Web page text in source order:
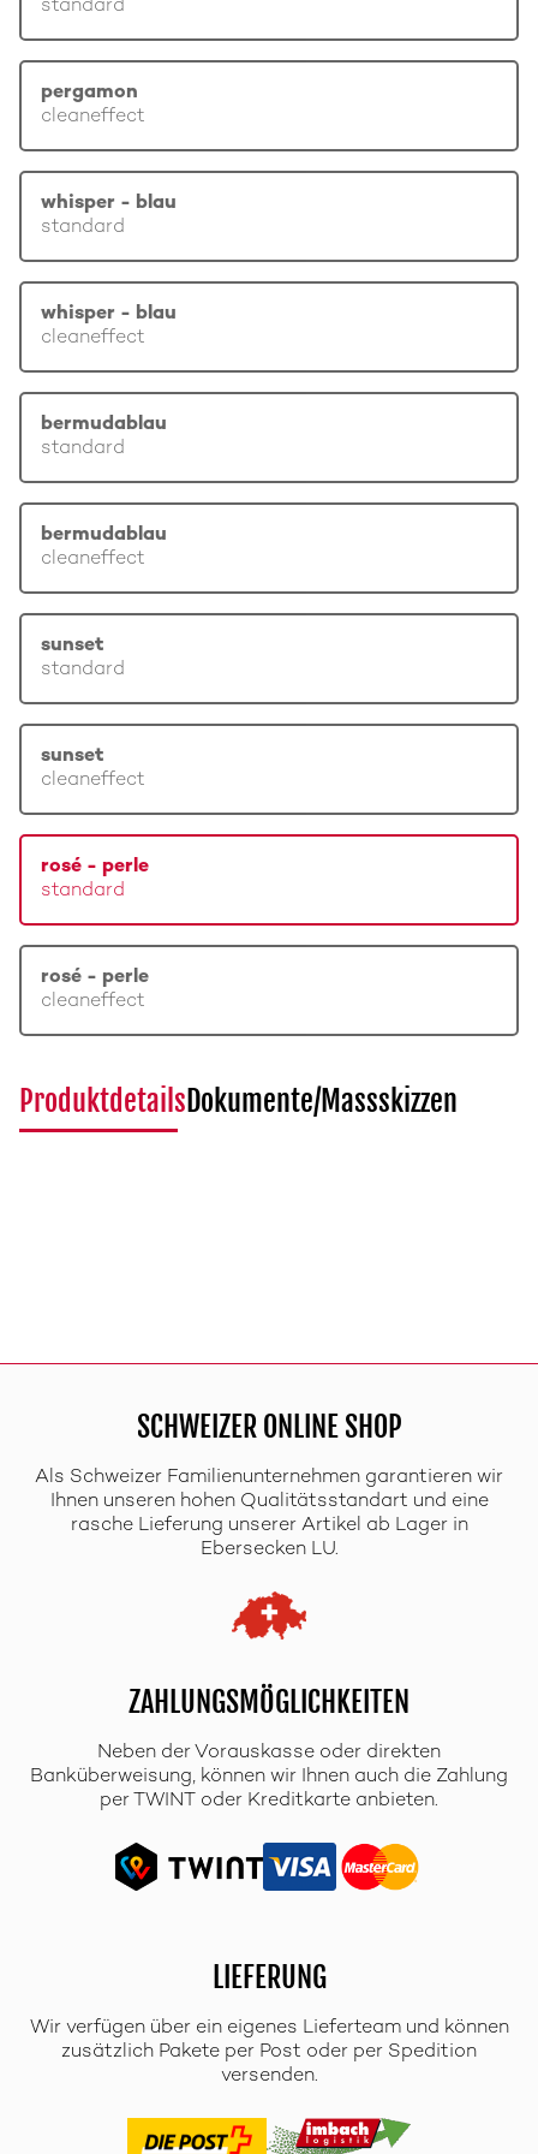
standard
pergamon
cleaneffect
whisper - blau
standard
whisper - blau
cleaneffect
bermudablau
standard
bermudablau
cleaneffect
sunset
standard
sunset
cleaneffect
rosé - perle
standard
rosé - perle
cleaneffect
ProduktdetailsDokumente/Massskizzen
SCHWEIZER ONLINE SHOP
Als Schweizer Familienunternehmen garantieren wir
Ihnen unseren hohen Qualitätsstandart und eine
rasche Lieferung unserer Artikel ab Lager in
Ebersecken LU.
ZAHLUNGSMÖGLICHKEITEN
Neben der Vorauskasse oder direkten
Banküberweisung, können wir Ihnen auch die Zahlung
per TWINT oder Kreditkarte anbieten.
LIEFERUNG
Wir verfügen über ein eigenes Lieferteam und können
zusätzlich Pakete per Post oder per Spedition
versenden.